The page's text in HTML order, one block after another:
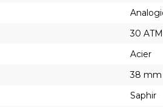
30 ATM
Acier
38 mm
Saphir